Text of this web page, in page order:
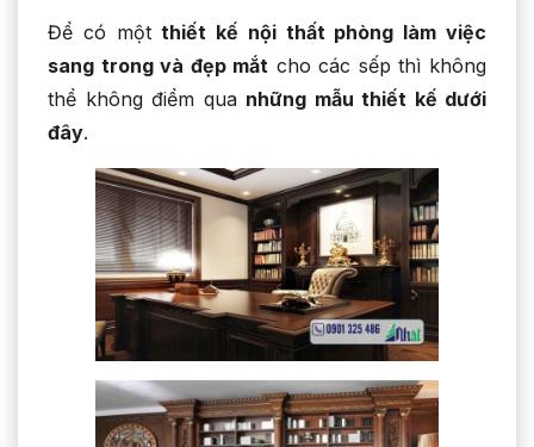
Để có mộtthiết kế nội thất phòng làm việc
sang trong và đẹp mắt cho các sếp thì không
thể không điểm qua những mẫu thiết kế dưới
đây.